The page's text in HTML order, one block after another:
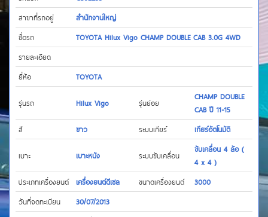
สาขาที่รถอยู่
สำนักงานใหญ่
ชื่อรถ
TOYOTA Hilux Vigo CHAMP DOUBLE CAB 3.0G 4WD
รายละเอียด
ยี่ห้อ
TOYOTA
รุ่นรถ Hilux Vigo รุ่นย่อย
CHAMP DOUBLE
CAB ปี 11-15
สี
ขาว ระบบเกียร์ เกียร์อัตโนมัติ
เบาะ เบาะหนัง ระบบขับเคลื่อน
ขับเคลื่อน 4 ล้อ (
4 x 4 )
ประเภทเครื่องยนต์
เครื่องยนต์ดีเซล ขนาดเครื่องยนต์
3000
วันที่จดทะเบียน
30/07/2013